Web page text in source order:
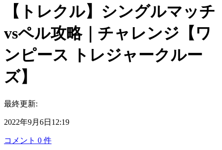
【トレクル】シングルマッチ
vsペル攻略｜チャレンジ【ワ
ンピース トレジャークルー
ズ】
最終更新:
2022年9月6日12:19
コメント 0 件